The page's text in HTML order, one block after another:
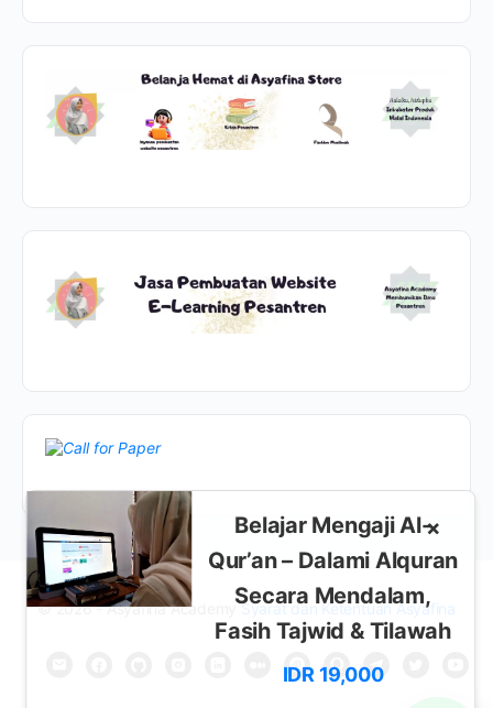
×
Belajar Mengaji Al-
Qur’an – Dalami Alquran
Secara Mendalam,
Fasih Tajwid & Tilawah
IDR 19,000
© 2026 - Asyafina AcademySyarat dan Ketentuan Asyafina